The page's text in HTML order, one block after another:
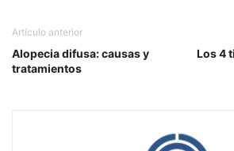
Artículo anterior
Alopecia difusa: causas y
tratamientos
Los 4